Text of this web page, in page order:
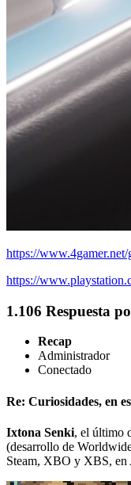
https://
https://
1.106 Respuesta
Recap
Administrador
Conectado
Re: Curiosidades, en
Ixtona Senki, el último
(desarrollo de
Steam, XBO y XBS, en